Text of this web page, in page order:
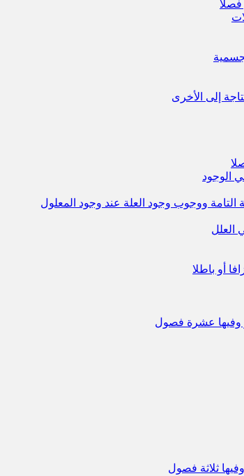
فصلا
إلى الأخرى
الوجود
ووجوب وجود العلة عند وجود المعلول
العلل
أو باطلا
وفيها عشرة فصول
ثلاثة فصول